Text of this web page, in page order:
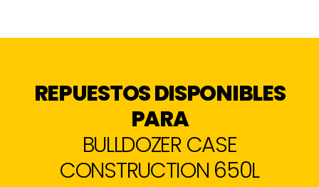
REPUESTOS DISPONIBLES
PARA
BULLDOZER CASE
CONSTRUCTION 650L